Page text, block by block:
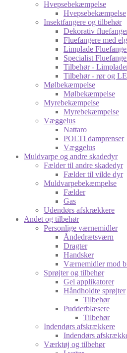
Hvepsebekæmpelse
Hvepsebekæmpelse
Insektfangere og tilbehør
Dekorativ
Fluefangere med
Limplade
Specialist
Tilbehør -
Tilbehør - rør og
Mølbekæmpelse
Mølbekæmpelse
Myrebekæmpelse
Myrebekæmpelse
Væggelus
Nattaro
POLTI damprenser
Væggelus
Muldvarpe og andre skadedyr
Fælder til andre skadedyr
Fælder til vilde dyr
Muldvarpebekæmpelse
Fælder
Gas
Udendørs afskrækkere
Andet og tilbehør
Personlige værnemidler
Åndedrætsværn
Dragter
Handsker
Værnemidler mod
Sprøjter og tilbehør
Gel applikatorer
Håndholdte sprøjter
Tilbehør
Pudderblæsere
Tilbehør
Indendørs afskrækkere
Indendørs
Værktøj og tilbehør